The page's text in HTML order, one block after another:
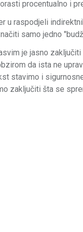
procentualno i
u raspodjeli
samo jedno
je jasno
da ista ne
stavimo i
zaključiti šta se